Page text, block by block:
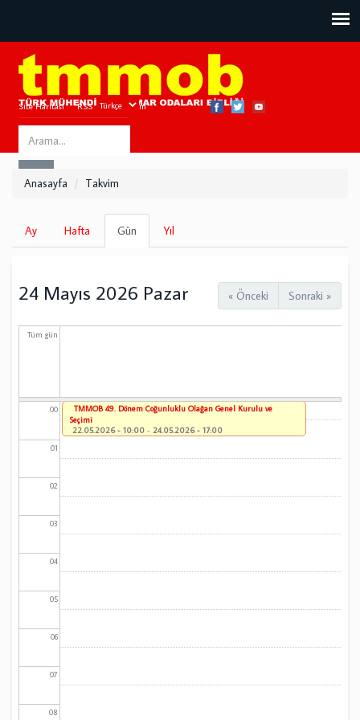
Site Haritası RSS Bize Ulaşın
Search
this
Anasayfa Takvim
Birincil
sekmeler
Ay Hafta Gün
sekme)
Yıl
« Önceki Sonraki »
24 Mayıs 2026 Pazar
Tüm gün
00
01
02
03
04
05
06
07
08
TMMOB 49. Dönem Çoğunluklu Olağan Genel Kurulu ve
Seçimi
22.05.2026 - 10:00 - 24.05.2026 - 17:00